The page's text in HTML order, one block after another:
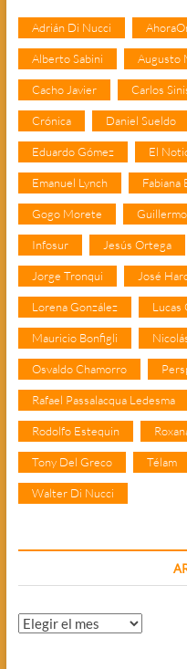
Adrián Di Nucci
Alberto Sabini Augusto
Cacho Javier Carlos
Crónica Daniel Sueldo
Eduardo Gómez El
Emanuel Lynch Fabiana
Gogo Morete
Infosur Jesús Ortega
Jorge Tronqui José
Lorena González Lucas
Mauricio Bonfigli
Osvaldo Chamorro
Rafael Passalacqua Ledesma
Rodolfo Estequin
Tony Del Greco Télam
Walter Di Nucci
Archivos